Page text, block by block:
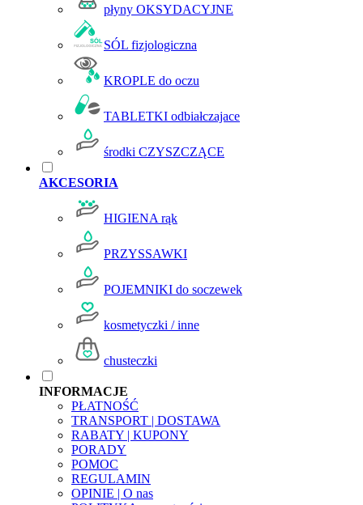
płyny OKSYDACYJNE
SÓL fizjologiczna
KROPLE do oczu
TABLETKI odbiałczajace
środki CZYSZCZĄCE
AKCESORIA
HIGIENA rąk
PRZYSSAWKI
POJEMNIKI do soczewek
kosmetyczki / inne
chusteczki
INFORMACJE
PŁATNOŚĆ
TRANSPORT | DOSTAWA
RABATY | KUPONY
PORADY
POMOC
REGULAMIN
OPINIE | O nas